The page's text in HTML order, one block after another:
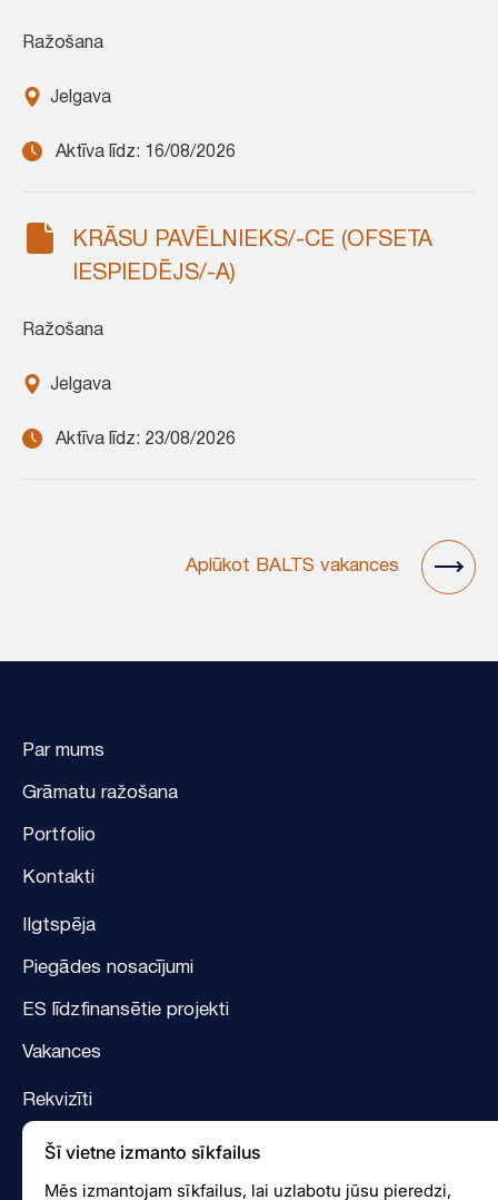
Ražošana
Jelgava
Aktīva līdz: 16/08/2026
KRĀSU PAVĒLNIEKS/-CE (OFSETA
IESPIEDĒJS/-A)
Ražošana
Jelgava
Aktīva līdz: 23/08/2026
Aplūkot BALTS vakances
Par mums
Grāmatu ražošana
Portfolio
Kontakti
Ilgtspēja
Piegādes nosacījumi
ES līdzfinansētie projekti
Vakances
Rekvizīti
Logotips
Facebook
Šī vietne izmanto sīkfailus
Mēs izmantojam sīkfailus, lai uzlabotu jūsu pieredzi,